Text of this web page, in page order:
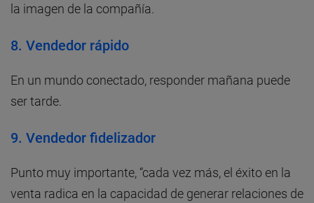
la imagen de la compañía.
8. Vendedor rápido
En un mundo conectado, responder mañana puede
ser tarde.
9. Vendedor fidelizador
Punto muy importante, “cada vez más, el éxito en la
venta radica en la capacidad de generar relaciones de